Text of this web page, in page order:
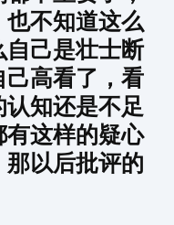
不知道这么
己是壮士断
高看了，看
知还是不足
这样的疑心
以后批评的